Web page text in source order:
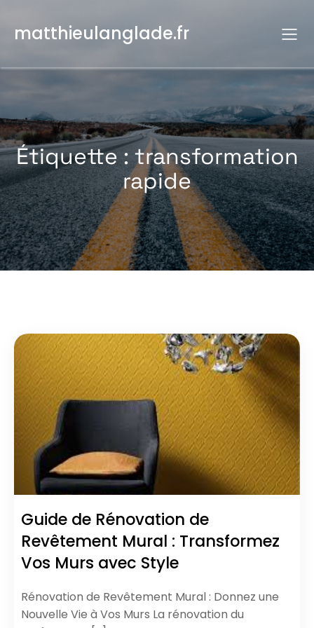
contenu
matthieulanglade.fr
Étiquette : transformation
rapide
Guide de Rénovation de
Revêtement Mural : Transformez
Vos Murs avec Style
Rénovation de Revêtement Mural : Donnez une
Nouvelle Vie à Vos Murs La rénovation du